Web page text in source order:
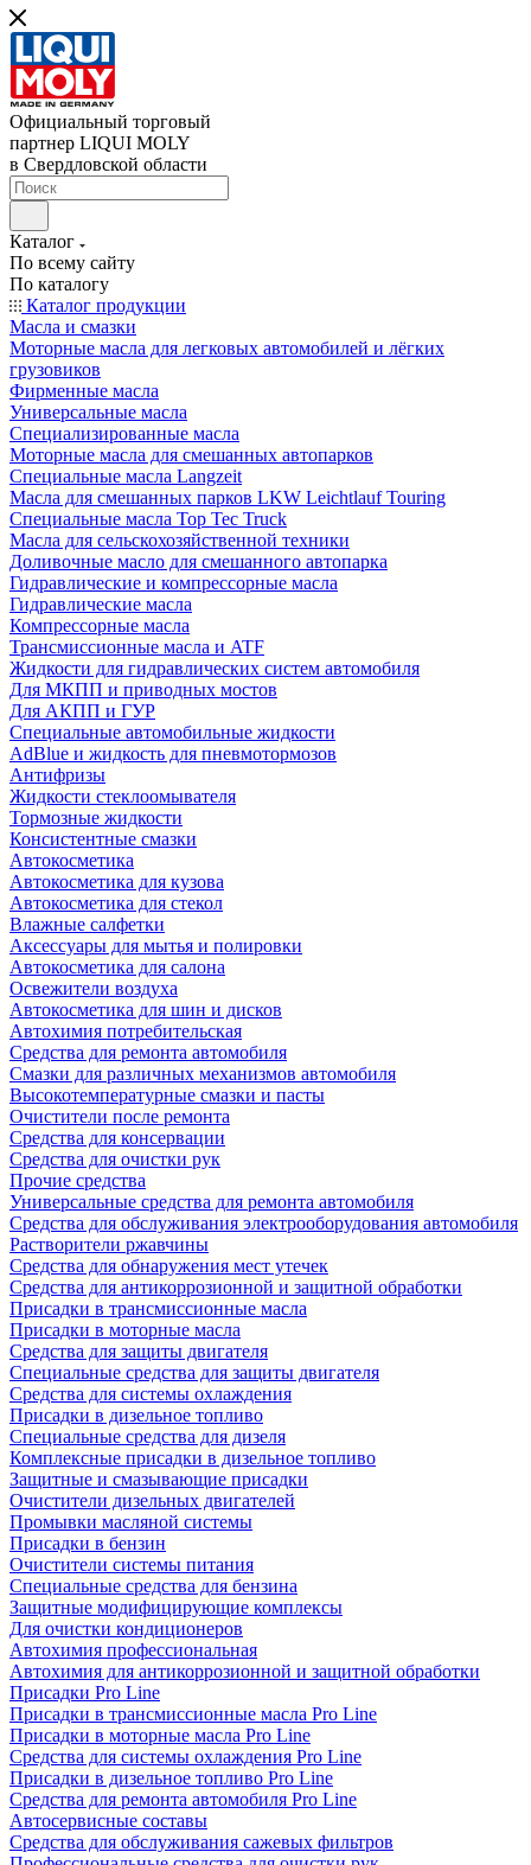
Официальный торговый
партнер LIQUI MOLY
в Свердловской области
Каталог
По всему сайту
По каталогу
Каталог продукции
Масла и смазки
Моторные масла для легковых автомобилей и лёгких
грузовиков
Фирменные масла
Универсальные масла
Специализированные масла
Моторные масла для смешанных автопарков
Специальные масла Langzeit
Масла для смешанных парков LKW Leichtlauf Touring
Специальные масла Top Tec Truck
Масла для сельскохозяйственной техники
Доливочные масло для смешанного автопарка
Гидравлические и компрессорные масла
Гидравлические масла
Компрессорные масла
Трансмиссионные масла и ATF
Жидкости для гидравлических систем автомобиля
Для МКПП и приводных мостов
Для АКПП и ГУР
Специальные автомобильные жидкости
AdBlue и жидкость для пневмотормозов
Антифризы
Жидкости стеклоомывателя
Тормозные жидкости
Консистентные смазки
Автокосметика
Автокосметика для кузова
Автокосметика для стекол
Влажные салфетки
Аксессуары для мытья и полировки
Автокосметика для салона
Освежители воздуха
Автокосметика для шин и дисков
Автохимия потребительская
Средства для ремонта автомобиля
Смазки для различных механизмов автомобиля
Высокотемпературные смазки и пасты
Очистители после ремонта
Средства для консервации
Средства для очистки рук
Прочие средства
Универсальные средства для ремонта автомобиля
Средства для обслуживания электрооборудования автомобиля
Растворители ржавчины
Средства для обнаружения мест утечек
Средства для антикоррозионной и защитной обработки
Присадки в трансмиссионные масла
Присадки в моторные масла
Средства для защиты двигателя
Специальныe средства для защиты двигателя
Средства для системы охлаждения
Присадки в дизельное топливо
Спeциальные средства для дизеля
Комплексные присадки в дизельное топливо
Защитные и смазывающие присадки
Очистители дизельных двигателей
Промывки масляной системы
Присадки в бензин
Очистители системы питания
Специальные срeдства для бензина
Защитные модифицирующие комплексы
Для очистки кондиционеров
Автохимия профессиональная
Автохимия для антикоррозионной и защитной обработки
Присадки Pro Line
Присадки в трансмиссионные масла Pro Line
Присадки в моторные масла Pro Line
Средства для системы охлаждения Pro Line
Присадки в дизельное топливо Pro Line
Средства для ремонта автомобиля Pro Line
Автосервисные составы
Средства для обслуживания сажевых фильтров